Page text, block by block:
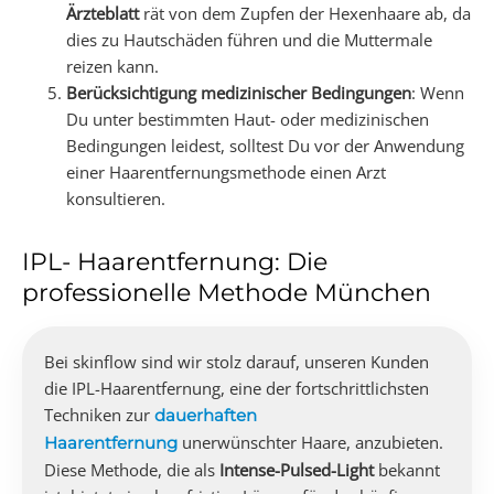
Ärzteblatträt von dem Zupfen der Hexenhaare ab, da
dies zu Hautschäden führen und die Muttermale
reizen kann.
Berücksichtigung medizinischer Bedingungen: Wenn
Du unter bestimmten Haut- oder medizinischen
Bedingungen leidest, solltest Du vor der Anwendung
einer Haarentfernungsmethode einen Arzt
konsultieren.
IPL- Haarentfernung: Die
professionelle Methode München
Bei skinflow sind wir stolz darauf, unseren Kunden
die IPL-Haarentfernung, eine der fortschrittlichsten
Techniken zur dauerhaften
Haarentfernung unerwünschter Haare, anzubieten.
Diese Methode, die als Intense-Pulsed-Lightbekannt